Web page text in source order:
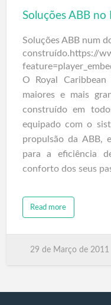
Soluções ABB num
construído.https://
O Royal
maiores e mais
construído em
equipado com o
propulsão da ABB,
para a eficiência
conforto dos seus
Read more
29 de Março de 2011